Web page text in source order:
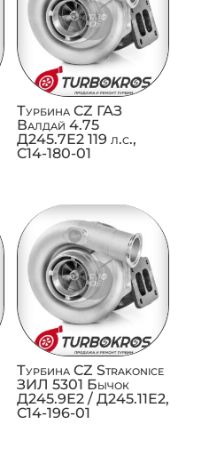
Турбина CZ ГАЗ
Валдай 4.75
Д245.7Е2 119 л.с.,
C14-180-01
Турбина CZ Strakonice
ЗИЛ 5301 Бычок
Д245.9Е2 / Д245.11Е2,
C14-196-01